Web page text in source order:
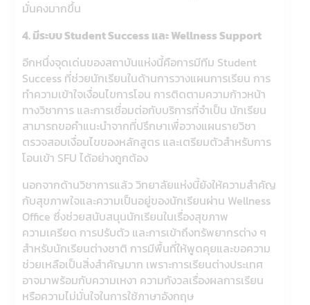
มั่นคงมากขึ้น
4. มีระบบ Student Success และ Wellness Support
อีกหนึ่งจุดเด่นของสถาบันแห่งนี้คือการมีทีม Student
Success ที่ช่วยนักเรียนในด้านการวางแผนการเรียน การ
ทำความเข้าใจเงื่อนไขการโอน การติดตามความก้าวหน้า
ทางวิชาการ และการเชื่อมต่อกับบริการที่จำเป็น นักเรียน
สามารถขอคำแนะนำจากที่ปรึกษาเพื่อวางแผนรายวิชา
ตรวจสอบเงื่อนไขของหลักสูตร และเตรียมตัวสำหรับการ
โอนเข้า SFU ได้อย่างถูกต้อง
นอกจากด้านวิชาการแล้ว วิทยาลัยแห่งนี้ยังให้ความสำคัญ
กับสุขภาพใจและความเป็นอยู่ของนักเรียนผ่าน Wellness
Office ซึ่งช่วยสนับสนุนนักเรียนในเรื่องสุขภาพ
ความเครียด การปรับตัว และการเข้าถึงทรัพยากรต่าง ๆ
สำหรับนักเรียนต่างชาติ การมีพื้นที่ให้พูดคุยและขอความ
ช่วยเหลือเป็นสิ่งสำคัญมาก เพราะการเรียนต่างประเทศ
อาจมาพร้อมกับความเหงา ความกังวลเรื่องผลการเรียน
หรือความไม่มั่นใจในการใช้ภาษาอังกฤษ